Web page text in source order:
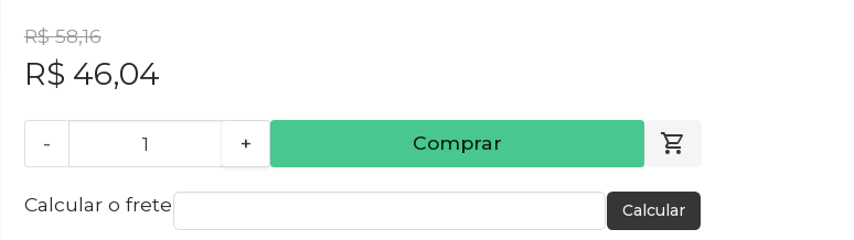
R$ 58,16
R$ 46,04
- + Comprar
Calcular o frete Calcular